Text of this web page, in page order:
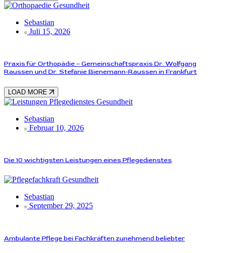
Gesundheit
Sebastian
Juli 15, 2026
Praxis für Orthopädie – Gemeinschaftspraxis Dr. Wolfgang
Raussen und Dr. Stefanie Bienemann-Raussen in Frankfurt
LOAD MORE
Gesundheit
Sebastian
Februar 10, 2026
Die 10 wichtigsten Leistungen eines Pflegedienstes
Gesundheit
Sebastian
September 29, 2025
Ambulante Pflege bei Fachkräften zunehmend beliebter